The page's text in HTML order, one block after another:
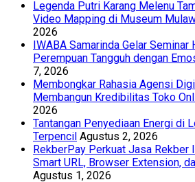
Legenda Putri Karang Melenu
Video Mapping di Museum
2026
IWABA Samarinda Gelar
Perempuan Tangguh dengan
7, 2026
Membongkar Rahasia Agensi
Membangun Kredibilitas Toko
2026
Tantangan Penyediaan Energi di
Terpencil Agustus 2, 2026
RekberPay Perkuat Jasa Rekber
Smart URL, Browser Extension,
Agustus 1, 2026